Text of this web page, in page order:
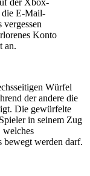
der Xbox-
die E-Mail-
vergessen
Konto
an.
Würfel
der andere die
Die gewürfelte
in seinem Zug
welches
bewegt werden darf.